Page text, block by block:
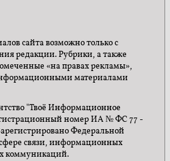
сайта возможно только с
редакции. Рубрики, а также
«на правах рекламы»,
материалами
"Твоё Информационное
номер ИА № ФС 77 -
Федеральной
связи, информационных
коммуникаций.